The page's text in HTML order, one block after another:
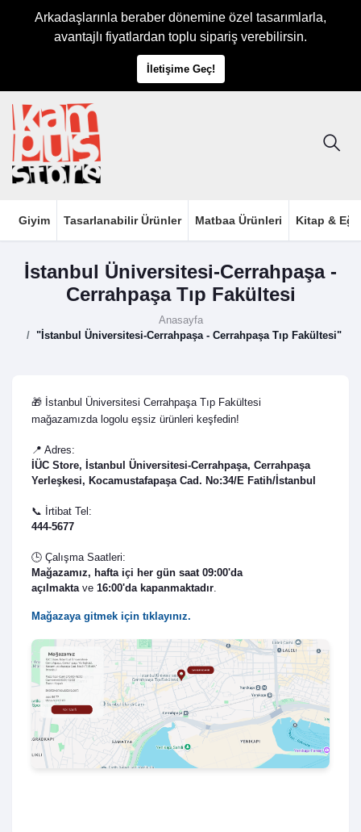
Arkadaşlarınla beraber dönemine özel tasarımlarla,
avantajlı fiyatlardan toplu sipariş verebilirsin.
İletişime Geç!
Giyim Tasarlanabilir Ürünler Matbaa Ürünleri Kitap &
İstanbul Üniversitesi-Cerrahpaşa -
Cerrahpaşa Tıp Fakültesi
Anasayfa
"İstanbul Üniversitesi-Cerrahpaşa - Cerrahpaşa Tıp Fakültesi"
🎁 İstanbul Üniversitesi Cerrahpaşa Tıp Fakültesi
mağazamızda logolu eşsiz ürünleri keşfedin!
📍 Adres:
İÜC Store, İstanbul Üniversitesi-Cerrahpaşa, Cerrahpaşa
Yerleşkesi, Kocamustafapaşa Cad. No:34/E Fatih/İstanbul
📞 İrtibat Tel:
444-5677
🕒 Çalışma Saatleri:
Mağazamız, hafta içi her gün saat 09:00'da
açılmaktave 16:00'da kapanmaktadır.
Mağazaya gitmek için tıklayınız.